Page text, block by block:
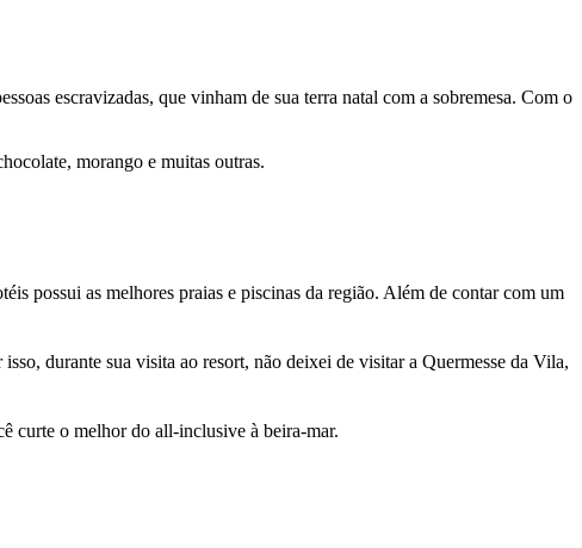
escravizadas, que vinham de sua terra natal com a sobremesa. Com o
morango e muitas outras.
possui as melhores praias e piscinas da região. Além de contar com um
durante sua visita ao resort, não deixei de visitar a Quermesse da Vila,
curte o melhor do all-inclusive à beira-mar.